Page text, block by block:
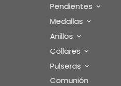
Pendientes
Medallas
Anillos
Collares
Pulseras
Comunión